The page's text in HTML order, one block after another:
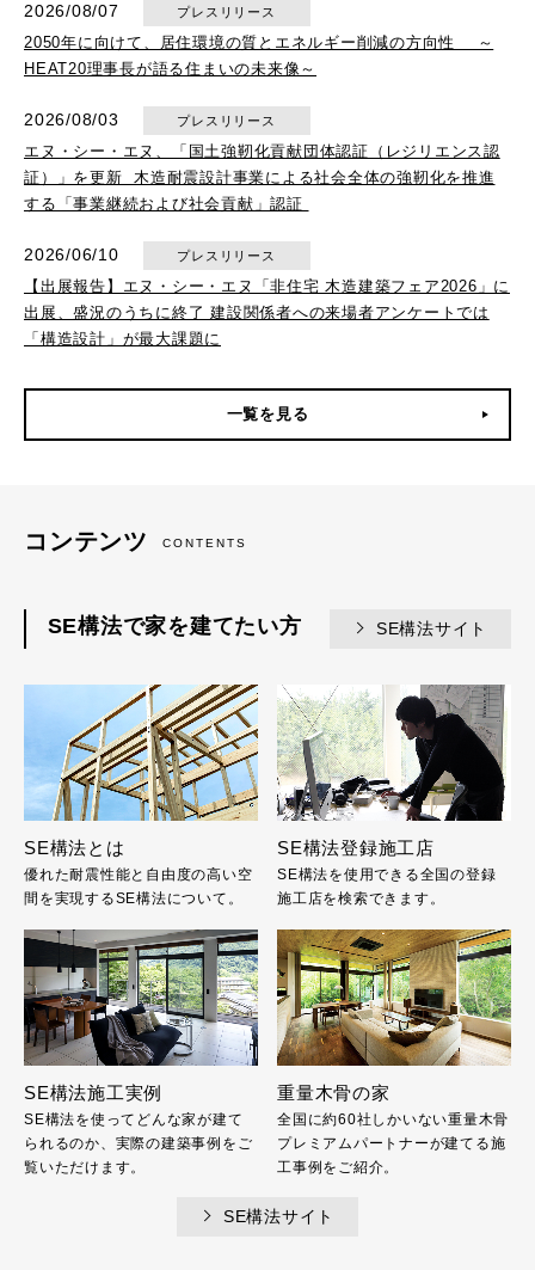
2026/08/07 プレスリリース
2050年に向けて、居住環境の質とエネルギー削減の方向性 ～
HEAT20理事長が語る住まいの未来像～
2026/08/03 プレスリリース
エヌ・シー・エヌ、「国土強靭化貢献団体認証（レジリエンス認
証）」を更新 木造耐震設計事業による社会全体の強靭化を推進
する「事業継続および社会貢献」認証
2026/06/10 プレスリリース
【出展報告】エヌ・シー・エヌ「非住宅 木造建築フェア2026」に
出展、盛況のうちに終了 建設関係者への来場者アンケートでは
「構造設計」が最大課題に
一覧を見る
コンテンツ CONTENTS
SE構法で家を建てたい方 SE構法サイト
SE構法とは
優れた耐震性能と自由度の高い空
間を実現するSE構法について。
SE構法登録施工店
SE構法を使用できる全国の登録
施工店を検索できます。
SE構法施工実例
SE構法を使ってどんな家が建て
られるのか、実際の建築事例をご
覧いただけます。
重量木骨の家
全国に約60社しかいない重量木骨
プレミアムパートナーが建てる施
工事例をご紹介。
SE構法サイト